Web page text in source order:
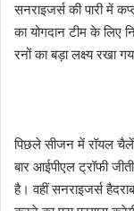
सनराइजर्स की पारी में
का योगदान टीम के लिए
रनों का बड़ा लक्ष्य रखा
पिछले सीजन में रॉयल
बार आईपीएल ट्रॉफी
है। वहीं सनराइजर्स